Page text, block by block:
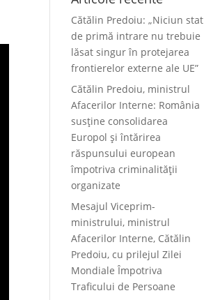
Cătălin Predoiu: „Niciun stat
de primă intrare nu trebuie
lăsat singur în protejarea
frontierelor externe ale UE”
Cătălin Predoiu, ministrul
Afacerilor Interne: România
susține consolidarea
Europol și întărirea
răspunsului european
împotriva criminalității
organizate
Mesajul Viceprim-
ministrului, ministrul
Afacerilor Interne, Cătălin
Predoiu, cu prilejul Zilei
Mondiale Împotriva
Traficului de Persoane